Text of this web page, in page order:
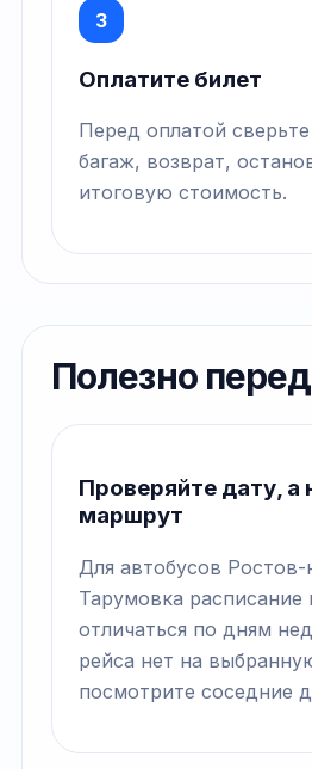
3
Оплатите билет
Перед оплатой
багаж, возврат,
итоговую стоимость.
Полезно
Проверяйте дату, а
маршрут
Для автобусов
Тарумовка расписание
отличаться по дням
рейса нет на
посмотрите соседние